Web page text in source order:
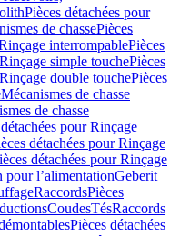
Pièces détachées pour
de chassePièces
interrompablePièces
Rinçage simple touchePièces
Rinçage double touchePièces
Mécanismes de chasse
de chasse
pour Rinçage
détachées pour Rinçage
détachées pour Rinçage
pour l’alimentationGeberit
RaccordsPièces
CoudesTésRaccords
Pièces détachées